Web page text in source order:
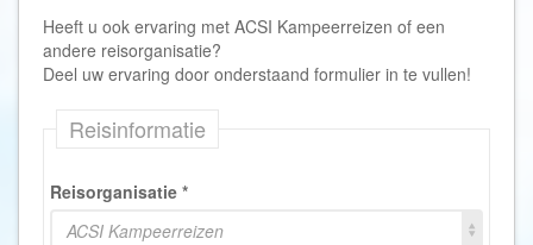
Heeft u ook ervaring met ACSI Kampeerreizen of een
andere reisorganisatie?
Deel uw ervaring door onderstaand formulier in te vullen!
Reisinformatie
Reisorganisatie *
ACSI Kampeerreizen